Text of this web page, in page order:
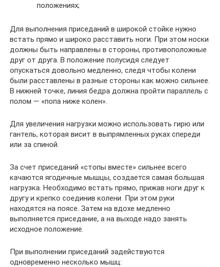
положениях;
Для выполнения приседаний в широкой стойке нужно
встать прямо и широко расставить ноги. При этом носки
должны быть направлены в стороны, противоположные
друг от друга. В положение полусидя следует
опускаться довольно медленно, следя чтобы колени
были расставлены в разные стороны как можно сильнее.
В нижней точке, линия бедра должна пройти параллель с
полом — «попа ниже колен».
Для увеличения нагрузки можно использовать гирю или
гантель, которая висит в выпрямленных руках спереди
или за спиной.
За счет приседаний «стопы вместе» сильнее всего
качаются ягодичные мышцы, создается самая большая
нагрузка. Необходимо встать прямо, прижав ноги друг к
другу и крепко соединив колени. При этом руки
находятся на поясе. Затем на вдохе медленно
выполняется приседание, а на выходе надо занять
исходное положение.
При выполнении приседаний задействуются
одновременно несколько мышц: